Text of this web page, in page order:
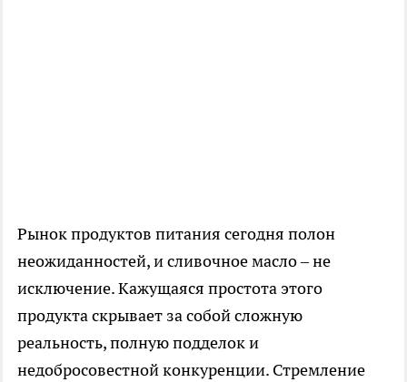
Рынок продуктов питания сегодня полон
неожиданностей, и сливочное масло – не
исключение. Кажущаяся простота этого
продукта скрывает за собой сложную
реальность, полную подделок и
недобросовестной конкуренции. Стремление